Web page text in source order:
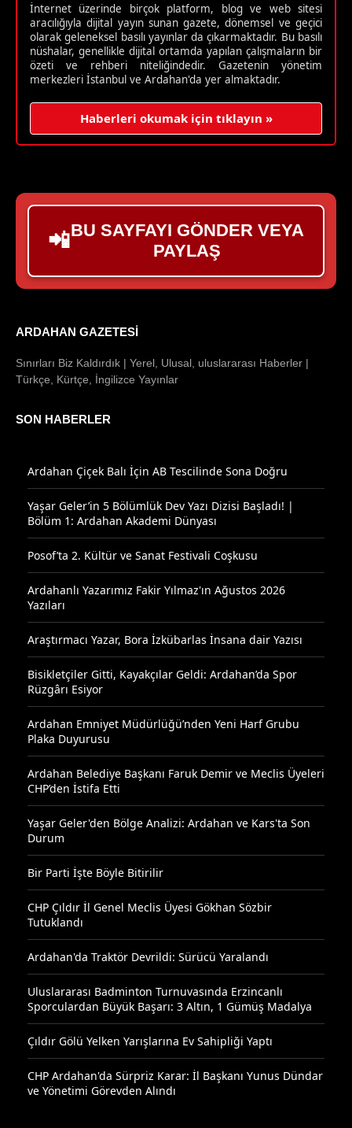
İnternet üzerinde birçok platform, blog ve web sitesi
aracılığıyla dijital yayın sunan gazete, dönemsel ve geçici
olarak geleneksel basılı yayınlar da çıkarmaktadır. Bu basılı
nüshalar, genellikle dijital ortamda yapılan çalışmaların bir
özeti ve rehberi niteliğindedir. Gazetenin yönetim
merkezleri İstanbul ve Ardahan'da yer almaktadır.
Haberleri okumak için tıklayın »
📲BU SAYFAYI GÖNDER VEYA
PAYLAŞ
ARDAHAN GAZETESI
Sınırları Biz Kaldırdık | Yerel, Ulusal, uluslararası Haberler |
Türkçe, Kürtçe, İngilizce Yayınlar
SON HABERLER
Ardahan Çiçek Balı İçin AB Tescilinde Sona Doğru
Yaşar Geler’in 5 Bölümlük Dev Yazı Dizisi Başladı! |
Bölüm 1: Ardahan Akademi Dünyası
Posof’ta 2. Kültür ve Sanat Festivali Coşkusu
Ardahanlı Yazarımız Fakir Yılmaz'ın Ağustos 2026
Yazıları
Araştırmacı Yazar, Bora İzkübarlas İnsana dair Yazısı
Bisikletçiler Gitti, Kayakçılar Geldi: Ardahan’da Spor
Rüzgârı Esiyor
Ardahan Emniyet Müdürlüğü’nden Yeni Harf Grubu
Plaka Duyurusu
Ardahan Belediye Başkanı Faruk Demir ve Meclis Üyeleri
CHP’den İstifa Etti
Yaşar Geler'den Bölge Analizi: Ardahan ve Kars'ta Son
Durum
Bir Parti İşte Böyle Bitirilir
CHP Çıldır İl Genel Meclis Üyesi Gökhan Sözbir
Tutuklandı
Ardahan'da Traktör Devrildi: Sürücü Yaralandı
Uluslararası Badminton Turnuvasında Erzincanlı
Sporculardan Büyük Başarı: 3 Altın, 1 Gümüş Madalya
Çıldır Gölü Yelken Yarışlarına Ev Sahipliği Yaptı
CHP Ardahan'da Sürpriz Karar: İl Başkanı Yunus Dündar
ve Yönetimi Görevden Alındı